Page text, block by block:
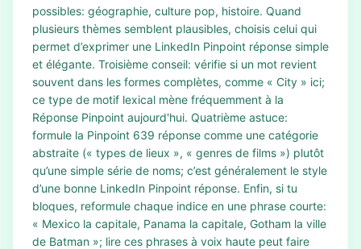
possibles: géographie, culture pop, histoire. Quand
plusieurs thèmes semblent plausibles, choisis celui qui
permet d’exprimer une LinkedIn Pinpoint réponse simple
et élégante. Troisième conseil: vérifie si un mot revient
souvent dans les formes complètes, comme « City » ici;
ce type de motif lexical mène fréquemment à la
Réponse Pinpoint aujourd'hui. Quatrième astuce:
formule la Pinpoint 639 réponse comme une catégorie
abstraite (« types de lieux », « genres de films ») plutôt
qu’une simple série de noms; c’est généralement le style
d’une bonne LinkedIn Pinpoint réponse. Enfin, si tu
bloques, reformule chaque indice en une phrase courte:
« Mexico la capitale, Panama la capitale, Gotham la ville
de Batman »; lire ces phrases à voix haute peut faire